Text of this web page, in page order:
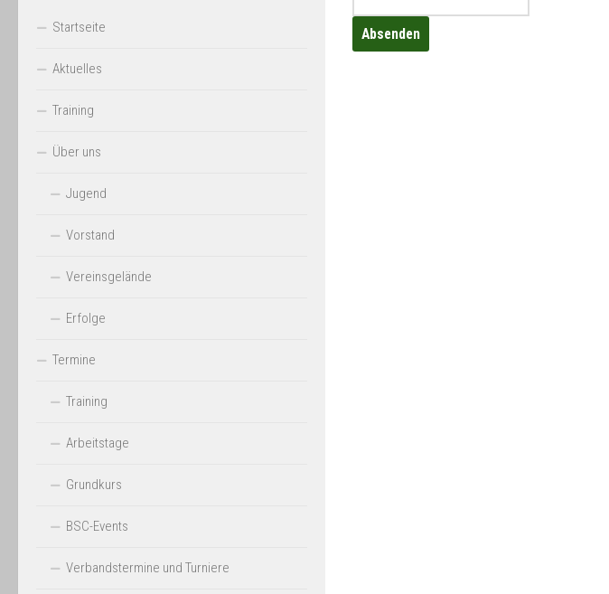
Startseite
Aktuelles
Training
Über uns
Jugend
Vorstand
Vereinsgelände
Erfolge
Termine
Training
Arbeitstage
Grundkurs
BSC-Events
Verbandstermine und Turniere